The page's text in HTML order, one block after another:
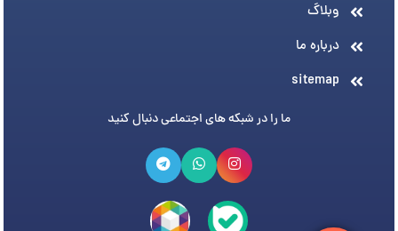
وبلاگ
درباره ما
sitemap
ما را در شبکه های اجتماعی دنبال کنید